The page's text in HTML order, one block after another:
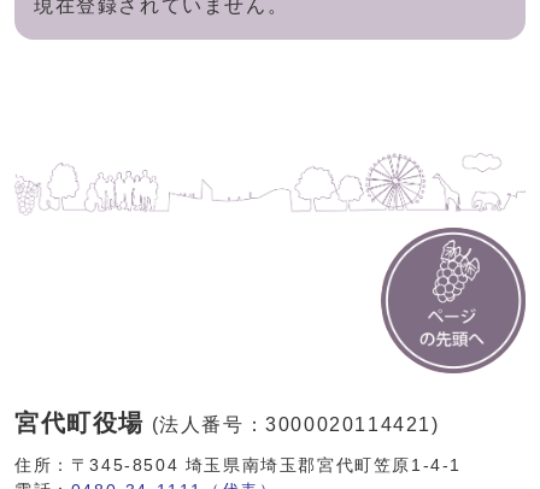
現在登録されていません。
宮代町役場 (法人番号：3000020114421)
住所：〒345-8504 埼玉県南埼玉郡宮代町笠原1-4-1